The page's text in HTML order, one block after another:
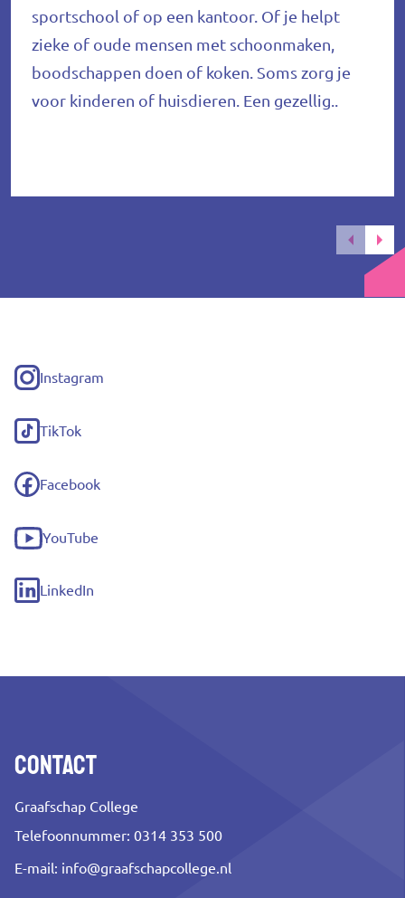
sportschool of op een kantoor. Of je helpt
zieke of oude mensen met schoonmaken,
boodschappen doen of koken. Soms zorg je
voor kinderen of huisdieren. Een gezellig..
Instagram
(externe
link)
TikTok
(externe
link)
Facebook
(externe
link)
YouTube
(externe
link)
LinkedIn
(externe
Contact
Graafschap College
Telefoonnummer: 0314 353 500
E-mail: info@graafschapcollege.nl